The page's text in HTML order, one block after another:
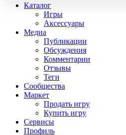
Каталог
Игры
Аксессуары
Медиа
Публикации
Обсуждения
Комментарии
Отзывы
Теги
Сообщества
Маркет
Продать игру
Купить игру
Сервисы
Профиль